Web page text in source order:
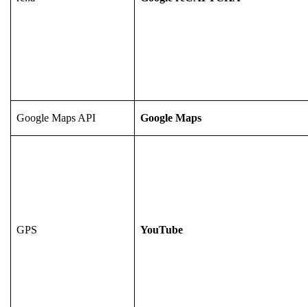
Google Maps API Google Maps
GPS YouTube